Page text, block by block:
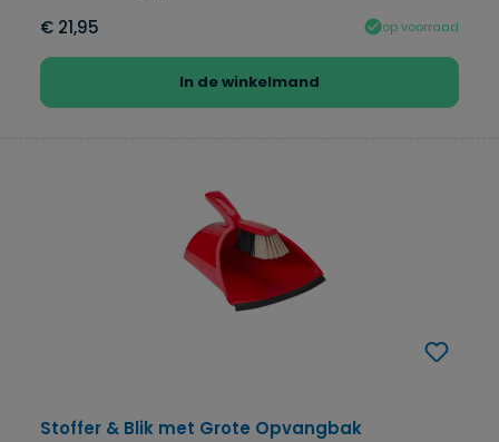
€ 21,95 op voorraad
In de winkelmand
Stoffer & Blik met Grote Opvangbak